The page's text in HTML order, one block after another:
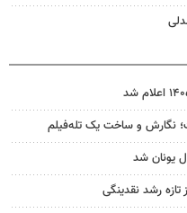
نگارش و ساخت یک تله‌فیلم
یونان شد
تازه رشد نقدینگی